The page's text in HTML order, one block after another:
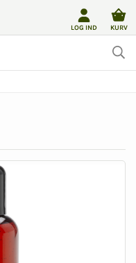
LOG IND KURV